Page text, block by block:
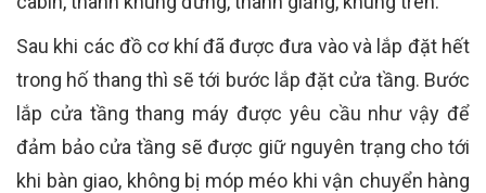
Sau khi các đồ cơ khí đã được đưa vào và lắp đặt hết
trong hố thang thì sẽ tới bước lắp đặt cửa tầng. Bước
lắp cửa tầng thang máy được yêu cầu như vậy để
đảm bảo cửa tầng sẽ được giữ nguyên trạng cho tới
khi bàn giao, không bị móp méo khi vận chuyển hàng